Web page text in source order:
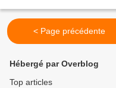
< Page précédente
Hébergé par Overblog
Top articles